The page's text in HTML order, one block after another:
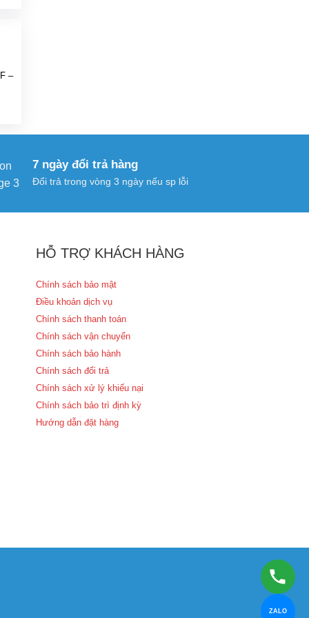
–
₫.
7 ngày đổi trả hàng
Đổi trả trong vòng 3 ngày nếu sp lỗi
HỖ TRỢ KHÁCH HÀNG
Chính sách bảo mật
Điều khoản dịch vụ
Chính sách thanh toán
Chính sách vận chuyển
Chính sách bảo hành
Chính sách đổi trả
Chính sách xử lý khiếu nại
Chính sách bảo trì định kỳ
Hướng dẫn đặt hàng
ZALO